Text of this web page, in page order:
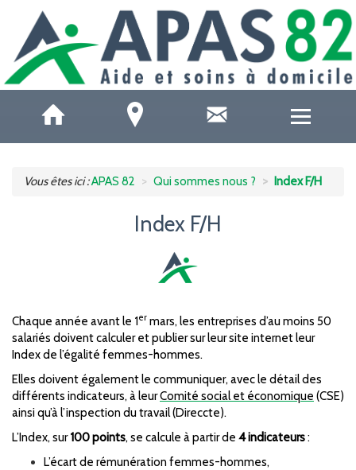
SOINS ET SANTÉ
AIDE AUX AIDANTS
FORMATION
ACTUALITÉS
RECRUTEMENT
Vous êtes ici :APAS 82 Qui sommes nous ? Index F/H
Index F/H
Chaque année avant le 1er mars, les entreprises d’au moins 50
salariés doivent calculer et publier sur leur site internet leur
Index de l’égalité femmes-hommes.
Elles doivent également le communiquer, avec le détail des
différents indicateurs, à leurComité social et économique (CSE)
ainsi qu’à l’inspection du travail (Direccte).
L’Index, sur100 points, se calcule à partir de 4 indicateurs:
L’écart de rémunération femmes-hommes,